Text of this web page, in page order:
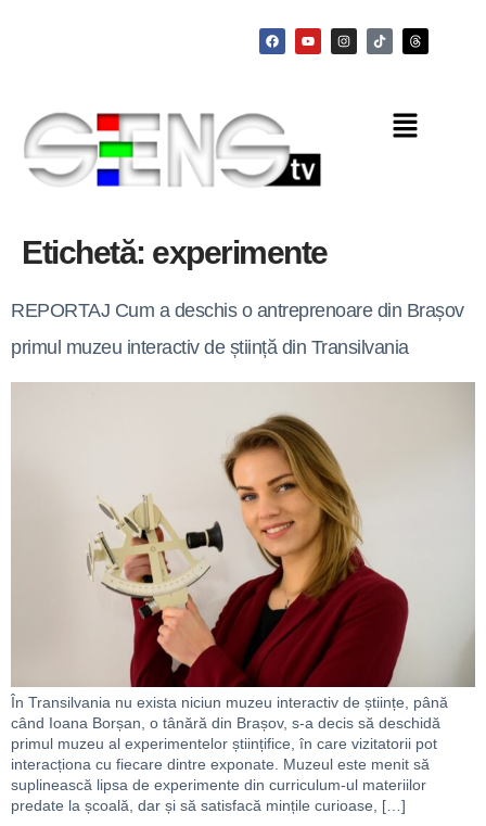
Etichetă: experimente
REPORTAJ Cum a deschis o antreprenoare din Brașov
primul muzeu interactiv de știință din Transilvania
În Transilvania nu exista niciun muzeu interactiv de științe, până
când Ioana Borșan, o tânără din Brașov, s-a decis să deschidă
primul muzeu al experimentelor științifice, în care vizitatorii pot
interacționa cu fiecare dintre exponate. Muzeul este menit să
suplinească lipsa de experimente din curriculum-ul materiilor
predate la școală, dar și să satisfacă mințile curioase, […]